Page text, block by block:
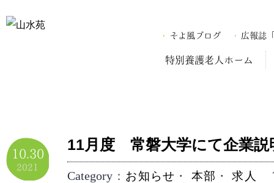
特別養護老人ホーム
そよ風ブログ 広報誌
10.30
2021
11月度 常磐大学にて企業
Category ： お知らせ ・ 本部 ・求人